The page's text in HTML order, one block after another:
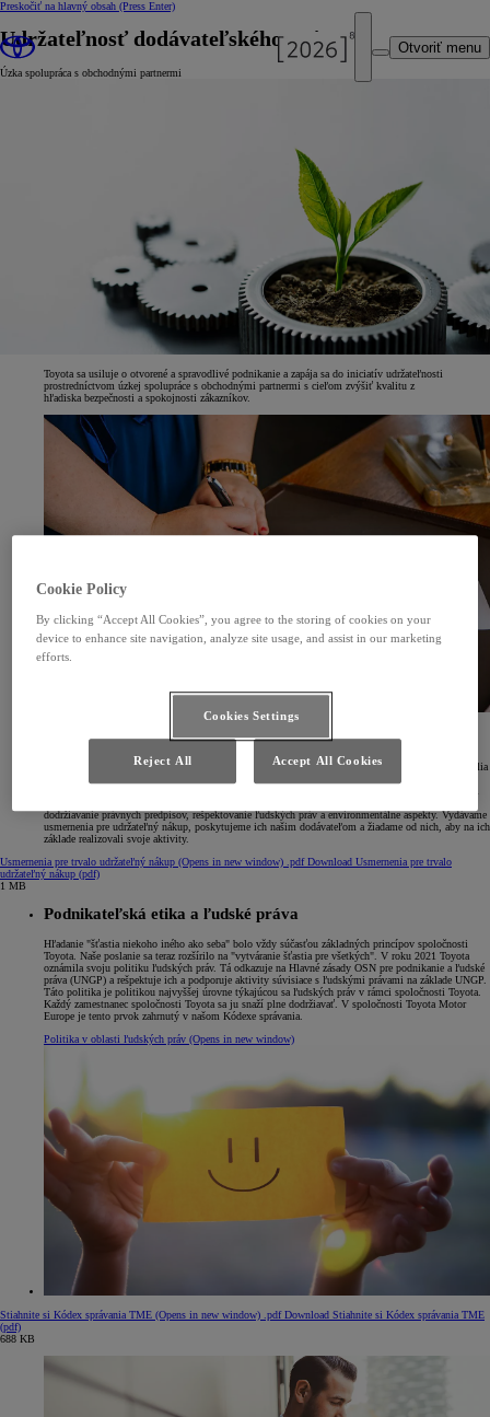
Preskočiť na hlavný obsah (Press Enter)
Otvoriť menu
Udržateľnosť dodávateľského reťazca
Úzka spolupráca s obchodnými partnermi
Toyota sa usiluje o otvorené a spravodlivé podnikanie a zapája sa do iniciatív udržateľnosti
prostredníctvom úzkej spolupráce s obchodnými partnermi s cieľom zvýšiť kvalitu z
hľadiska bezpečnosti a spokojnosti zákazníkov.
Dodávateľský reťazec
V spoločnosti Toyota počas výroby úzko spolupracujeme s našimi dodávateľmi. V rámci tohto úsilia
dodržiavanie právnych predpisov, rešpektovanie ľudských práv a environmentálne aspekty. Vydávame
usmernenia pre udržateľný nákup, poskytujeme ich našim dodávateľom a žiadame od nich, aby na ich
základe realizovali svoje aktivity.
Usmernenia pre trvalo udržateľný nákup (Opens in new window) .pdfDownload Usmernenia pre trvalo
udržateľný nákup (pdf)
1 MB
Podnikateľská etika a ľudské práva
Hľadanie "šťastia niekoho iného ako seba" bolo vždy súčasťou základných princípov spoločnosti
Toyota. Naše poslanie sa teraz rozšírilo na "vytváranie šťastia pre všetkých". V roku 2021 Toyota
oznámila svoju politiku ľudských práv. Tá odkazuje na Hlavné zásady OSN pre podnikanie a ľudské
práva (UNGP) a rešpektuje ich a podporuje aktivity súvisiace s ľudskými právami na základe UNGP.
Táto politika je politikou najvyššej úrovne týkajúcou sa ľudských práv v rámci spoločnosti Toyota.
Každý zamestnanec spoločnosti Toyota sa ju snaží plne dodržiavať. V spoločnosti Toyota Motor
Europe je tento prvok zahrnutý v našom Kódexe správania.
Politika v oblasti ľudských práv (Opens in new window)
Stiahnite si Kódex správania TME (Opens in new window) .pdfDownload Stiahnite si Kódex správania TME
(pdf)
688 KB
Cookie Policy
By clicking “Accept All Cookies”, you agree to the storing of cookies on your
device to enhance site navigation, analyze site usage, and assist in our marketing
efforts.
Cookies Settings
Reject All Accept All Cookies